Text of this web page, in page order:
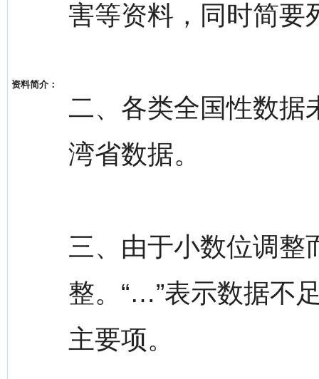
资料简介：
害等资料，同时简要
二、各类全国性数据
湾省数据。
三、由于小数位调整
整。“…”表示数据不
主要项。